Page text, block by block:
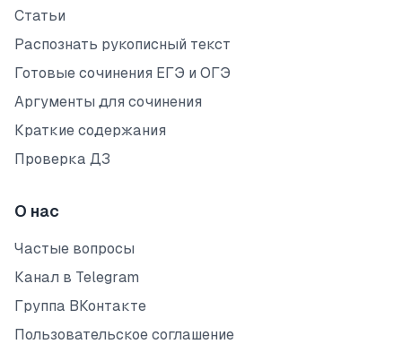
Статьи
Распознать рукописный текст
Готовые сочинения ЕГЭ и ОГЭ
Аргументы для сочинения
Краткие содержания
Проверка ДЗ
О нас
Частые вопросы
Канал в Telegram
Группа ВКонтакте
Пользовательское соглашение